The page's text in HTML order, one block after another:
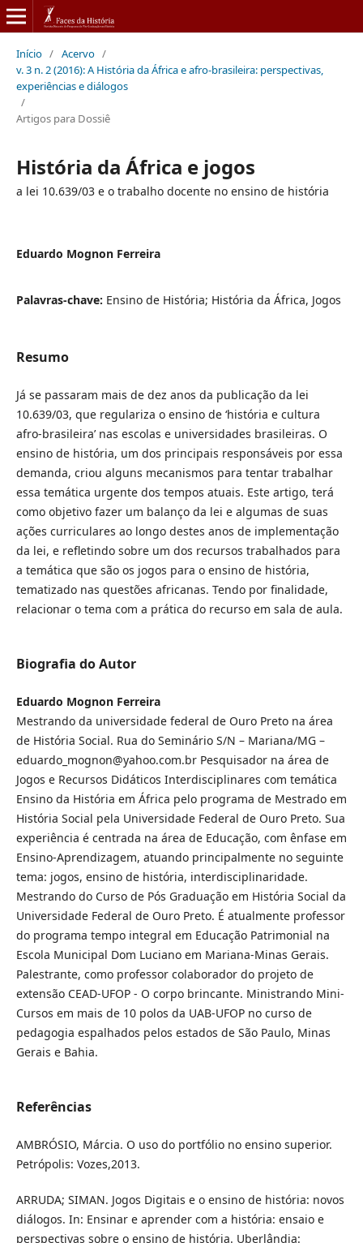
Início / Acervo /
v. 3 n. 2 (2016): A História da África e afro-brasileira: perspectivas,
experiências e diálogos
/
Artigos para Dossiê
História da África e jogos
a lei 10.639/03 e o trabalho docente no ensino de história
Eduardo Mognon Ferreira
Palavras-chave: Ensino de História; História da África, Jogos
Resumo
Já se passaram mais de dez anos da publicação da lei
10.639/03, que regulariza o ensino de ‘história e cultura
afro-brasileira’ nas escolas e universidades brasileiras. O
ensino de história, um dos principais responsáveis por essa
demanda, criou alguns mecanismos para tentar trabalhar
essa temática urgente dos tempos atuais. Este artigo, terá
como objetivo fazer um balanço da lei e algumas de suas
ações curriculares ao longo destes anos de implementação
da lei, e refletindo sobre um dos recursos trabalhados para
a temática que são os jogos para o ensino de história,
tematizado nas questões africanas. Tendo por finalidade,
relacionar o tema com a prática do recurso em sala de aula.
Biografia do Autor
Eduardo Mognon Ferreira
Mestrando da universidade federal de Ouro Preto na área
de História Social. Rua do Seminário S/N – Mariana/MG –
eduardo_mognon@yahoo.com.br Pesquisador na área de
Jogos e Recursos Didáticos Interdisciplinares com temática
Ensino da História em África pelo programa de Mestrado em
História Social pela Universidade Federal de Ouro Preto. Sua
experiência é centrada na área de Educação, com ênfase em
Ensino-Aprendizagem, atuando principalmente no seguinte
tema: jogos, ensino de história, interdisciplinaridade.
Mestrando do Curso de Pós Graduação em História Social da
Universidade Federal de Ouro Preto. É atualmente professor
do programa tempo integral em Educação Patrimonial na
Escola Municipal Dom Luciano em Mariana-Minas Gerais.
Palestrante, como professor colaborador do projeto de
extensão CEAD-UFOP - O corpo brincante. Ministrando Mini-
Cursos em mais de 10 polos da UAB-UFOP no curso de
pedagogia espalhados pelos estados de São Paulo, Minas
Gerais e Bahia.
Referências
AMBRÓSIO, Márcia. O uso do portfólio no ensino superior.
Petrópolis: Vozes,2013.
ARRUDA; SIMAN. Jogos Digitais e o ensino de história: novos
diálogos. In: Ensinar e aprender com a história: ensaio e
perspectivas sobre o ensino de história. Uberlândia: